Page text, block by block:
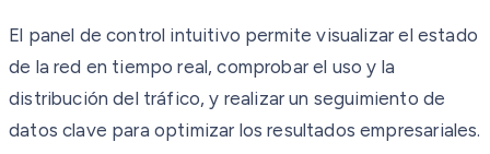
El panel de control intuitivo permite visualizar el estado
de la red en tiempo real, comprobar el uso y la
distribución del tráfico, y realizar un seguimiento de
datos clave para optimizar los resultados empresariales.